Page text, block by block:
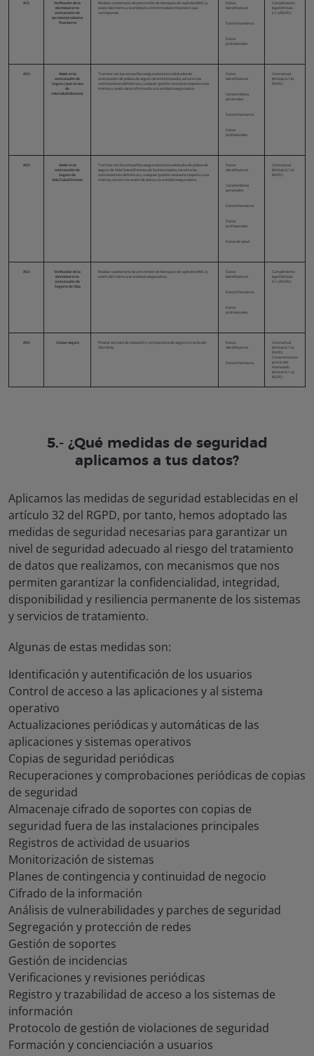
ACS
Verificación de la
identidad en la
contratación de
servicios/productos
financieros
Realizar cuestionario de prevención de blanqueo de capitales (AML) y
cesión del mismo a la entidad o al intermediario financiero que
corresponda.
Datos
identificativos
Datos financieros
Datos
profesionales
Cumplimiento
legal (Artículo
6.1.c) RGPD)
ASO
Asistir en la
contratación de
Seguro (que no sea
de
vida/salud/decesos)
Tramitar con las compañías aseguradoras las solicitudes de
contratación de pólizas de seguro de los Interesados, así como las
contrataciones definitivas y cualquier gestión necesaria respecto a las
mismas y cesión de la información a la entidad aseguradora.
Datos
identificativos
Características
personales
Datos financieros
Datos
profesionales
Contractual
(Artículo 6.1.b)
RGPD)
ASO
Asistir en la
contratación de
Seguro de
Vida/Salud/Deceso
Tramitar con las compañías aseguradoras las solicitudes de pólizas de
seguro de Vida/Salud/Decesos de los Interesados, así como las
contrataciones definitivas y cualquier gestión necesaria respecto a las
mismas, así como la cesión de datos a la entidad aseguradora.
Datos
identificativos
Características
personales
Datos financieros
Datos
profesionales
Datos de salud
Contractual
(Artículo 6.1.b)
RGPD)
ASO
Verificación de la
identidad en la
contratación de
Seguros de Vida
Realizar cuestionario de prevención de blanqueo de capitales (AML) y
cesión del mismo a la entidad aseguradora.
Datos
identificativos
Datos financieros
Datos
profesionales
Cumplimiento
legal (Artículo
6.1.c) RGPD)
ASO Cotizar seguro
Prestar servicios de cotización y comparativa de seguro a través del
Sitio Web.
Datos
identificativos
Datos financieros
Contractual
(Artículo 6.1.b)
RGPD)
Consentimiento
previo del
interesado
(Artículo 6.1.a)
RGPD)
5.- ¿Qué medidas de seguridad
aplicamos a tus datos?
Aplicamos las medidas de seguridad establecidas en el
artículo 32 del RGPD, por tanto, hemos adoptado las
medidas de seguridad necesarias para garantizar un
nivel de seguridad adecuado al riesgo del tratamiento
de datos que realizamos, con mecanismos que nos
permiten garantizar la confidencialidad, integridad,
disponibilidad y resiliencia permanente de los sistemas
y servicios de tratamiento.
Algunas de estas medidas son:
Identificación y autentificación de los usuarios
Control de acceso a las aplicaciones y al sistema
operativo
Actualizaciones periódicas y automáticas de las
aplicaciones y sistemas operativos
Copias de seguridad periódicas
Recuperaciones y comprobaciones periódicas de copias
de seguridad
Almacenaje cifrado de soportes con copias de
seguridad fuera de las instalaciones principales
Registros de actividad de usuarios
Monitorización de sistemas
Planes de contingencia y continuidad de negocio
Cifrado de la información
Análisis de vulnerabilidades y parches de seguridad
Segregación y protección de redes
Gestión de soportes
Gestión de incidencias
Verificaciones y revisiones periódicas
Registro y trazabilidad de acceso a los sistemas de
información
Protocolo de gestión de violaciones de seguridad
Formación y concienciación a usuarios